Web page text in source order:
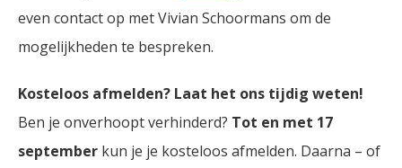
even contact op met Vivian Schoormans om de
mogelijkheden te bespreken.
Kosteloos afmelden? Laat het ons tijdig weten!
Ben je onverhoopt verhinderd? Tot en met 17
september kun je je kosteloos afmelden. Daarna – of